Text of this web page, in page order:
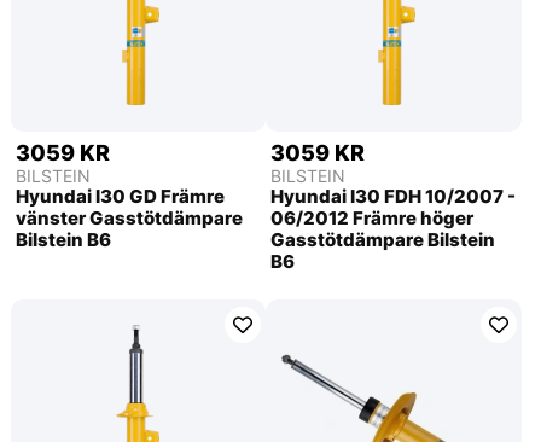
3059 KR
BILSTEIN
Hyundai I30 GD Främre
vänster Gasstötdämpare
Bilstein B6
3059 KR
BILSTEIN
Hyundai I30 FDH 10/2007 -
06/2012 Främre höger
Gasstötdämpare Bilstein
B6